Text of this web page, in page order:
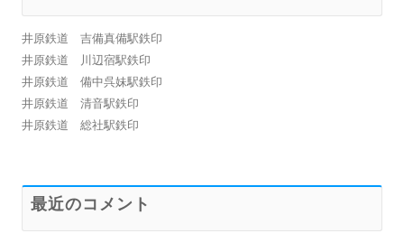
井原鉄道 吉備真備駅鉄印
井原鉄道 川辺宿駅鉄印
井原鉄道 備中呉妹駅鉄印
井原鉄道 清音駅鉄印
井原鉄道 総社駅鉄印
最近のコメント